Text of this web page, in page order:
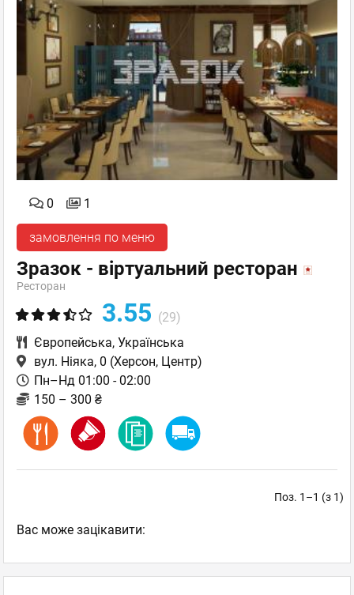
0 1
замовлення по меню
Зразок - віртуальний ресторан
Ресторан
3.55 (29)
Європейська, Українська
вул. Ніяка, 0 (Херсон, Центр)
Пн–Нд 01:00 - 02:00
150 – 300 ₴
Поз. 1–1 (з 1)
Вас може зацікавити: